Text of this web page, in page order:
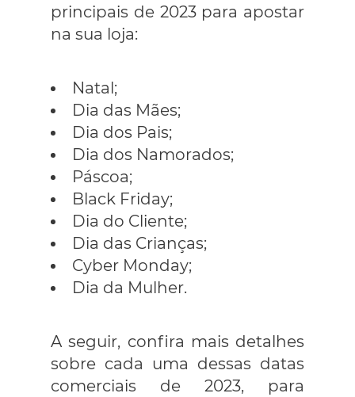
principais de 2023 para apostar
na sua loja:
Natal;
Dia das Mães;
Dia dos Pais;
Dia dos Namorados;
Páscoa;
Black Friday;
Dia do Cliente;
Dia das Crianças;
Cyber Monday;
Dia da Mulher.
A seguir, confira mais detalhes
sobre cada uma dessas datas
comerciais de 2023, para